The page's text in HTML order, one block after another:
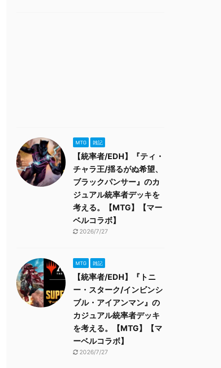
MTG 雑記
【統率者/EDH】『ティ・
チャラ王/揺るがぬ希望、
ブラックパンサー』のカ
ジュアル統率者デッキを
考える。【MTG】【マー
ベルコラボ】
2026/7/27
MTG 雑記
【統率者/EDH】『トニ
ー・スターク/インビンシ
ブル・アイアンマン』の
カジュアル統率者デッキ
を考える。【MTG】【マ
ーベルコラボ】
2026/7/27